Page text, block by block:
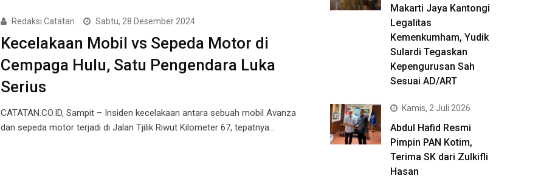
Redaksi Catatan Sabtu, 28 Desember 2024
Kecelakaan Mobil vs Sepeda Motor di
Cempaga Hulu, Satu Pengendara Luka
Serius
CATATAN.CO.ID, Sampit – Insiden kecelakaan antara sebuah mobil Avanza
dan sepeda motor terjadi di Jalan Tjilik Riwut Kilometer 67, tepatnya…
Makarti Jaya Kantongi
Legalitas
Kemenkumham, Yudik
Sulardi Tegaskan
Kepengurusan Sah
Sesuai AD/ART
Kamis, 2 Juli 2026
Abdul Hafid Resmi
Pimpin PAN Kotim,
Terima SK dari Zulkifli
Hasan